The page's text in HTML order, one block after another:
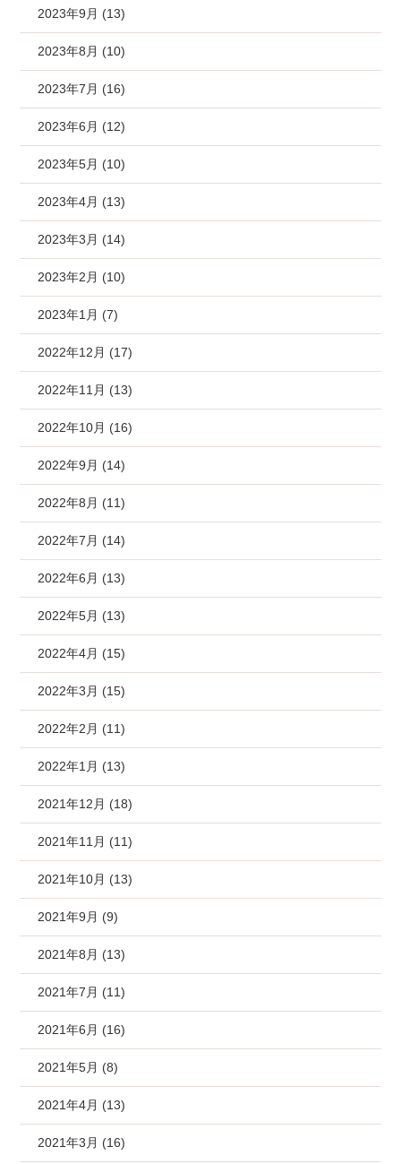
2023年9月 (13)
2023年8月 (10)
2023年7月 (16)
2023年6月 (12)
2023年5月 (10)
2023年4月 (13)
2023年3月 (14)
2023年2月 (10)
2023年1月 (7)
2022年12月 (17)
2022年11月 (13)
2022年10月 (16)
2022年9月 (14)
2022年8月 (11)
2022年7月 (14)
2022年6月 (13)
2022年5月 (13)
2022年4月 (15)
2022年3月 (15)
2022年2月 (11)
2022年1月 (13)
2021年12月 (18)
2021年11月 (11)
2021年10月 (13)
2021年9月 (9)
2021年8月 (13)
2021年7月 (11)
2021年6月 (16)
2021年5月 (8)
2021年4月 (13)
2021年3月 (16)